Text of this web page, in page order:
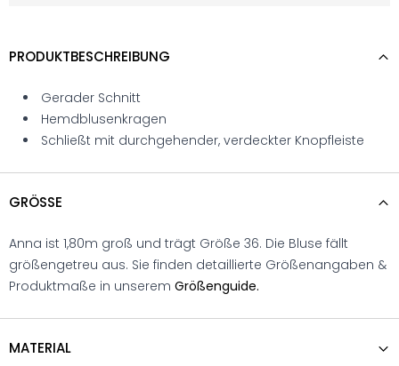
PRODUKTBESCHREIBUNG
Gerader Schnitt
Hemdblusenkragen
Schließt mit durchgehender, verdeckter Knopfleiste
GRÖSSE
Anna ist 1,80m groß und trägt Größe 36. Die Bluse fällt
größengetreu aus. Sie finden detaillierte Größenangaben &
Produktmaße in unserem Größenguide.
MATERIAL